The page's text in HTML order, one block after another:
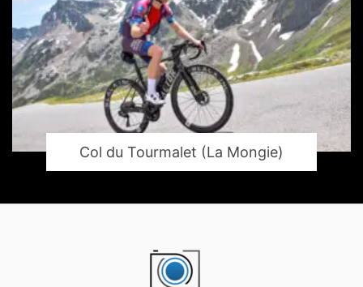
Col du Tourmalet (La Mongie)